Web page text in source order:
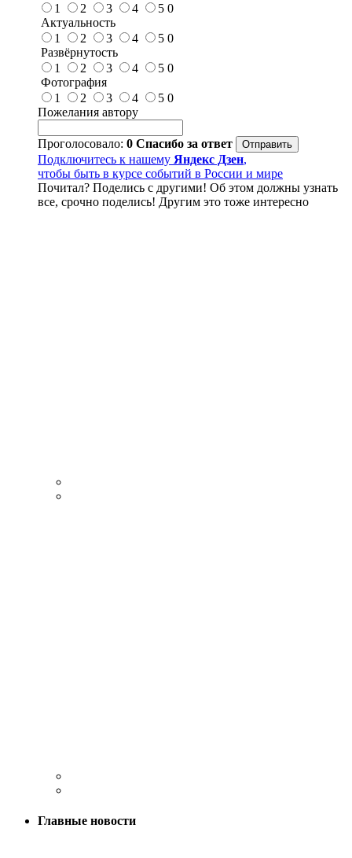
1
2 3 4 5 0
Актуальность
1
2 3 4 5 0
Развёрнутость
1
2 3 4 5 0
Фотография
1
2 3 4 5 0
Пожелания автору
Проголосовало: 0 Спасибо за ответ
Подключитесь к нашему Яндекс Дзен,
чтобы быть в курсе событий в России и мире
Почитал? Поделись с другими! Об этом должны узнать
все, срочно поделись! Другим это тоже интересно
Главные новости